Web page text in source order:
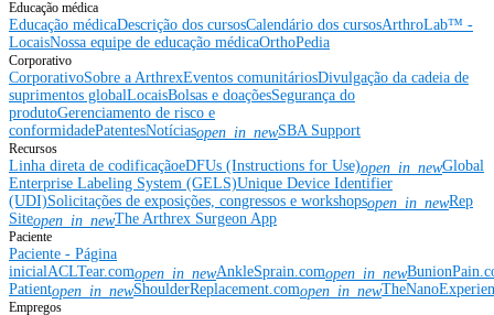
Educação médica
Educação médicaDescrição dos cursosCalendário dos cursosArthroLab™ -
LocaisNossa equipe de educação médicaOrthoPedia
Corporativo
CorporativoSobre a ArthrexEventos comunitáriosDivulgação da cadeia de
suprimentos globalLocaisBolsas e doaçõesSegurança do
produtoGerenciamento de risco e
conformidadePatentesNotíciasopen_in_newSBA Support
Recursos
Linha direta de codificaçãoeDFUs (Instructions for Use)open_in_newGlobal
Enterprise Labeling System (GELS)Unique Device Identifier
(UDI)Solicitações de exposições, congressos e workshopsopen_in_newRep
Siteopen_in_newThe Arthrex Surgeon App
Paciente
Paciente - Página
inicialACLTear.comopen_in_newAnkleSprain.comopen_in_new
Patientopen_in_newShoulderReplacement.comopen_in_new
Empregos